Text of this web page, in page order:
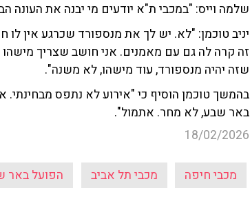
שלמה וייס: "במכבי ת"א יודעים מי יבנה את העונה
יניב טוכמן: "לא. יש לך את מנספורד שכרגע אין
זה קרה לה גם עם מאמנים. אני חושב שצריך
שזה יהיה מנספורד, עוד מישהו, לא משנה".
בהמשך טוכמן הוסיף כי "אירוע לא נתפס
באר שבע, לא מחר. אתמול".
18/02/2026
מכבי חיפה מכבי תל אביב הפועל באר